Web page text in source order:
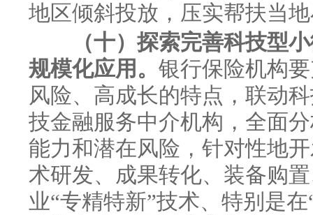
地区倾斜投放，压实帮扶当
（十）探索完善科技型
规模化应用。 银行保险机构
风险、高成长的特点，联动
技金融服务中介机构，全面
能力和潜在风险，针对性地
术研发、成果转化、装备购
业“专精特新”技术、特别是